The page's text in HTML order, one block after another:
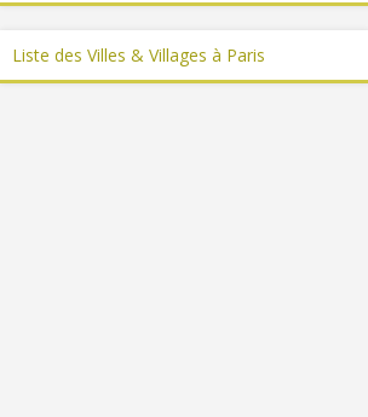
Liste des Villes & Villages à Paris